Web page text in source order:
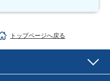
トップページへ戻る